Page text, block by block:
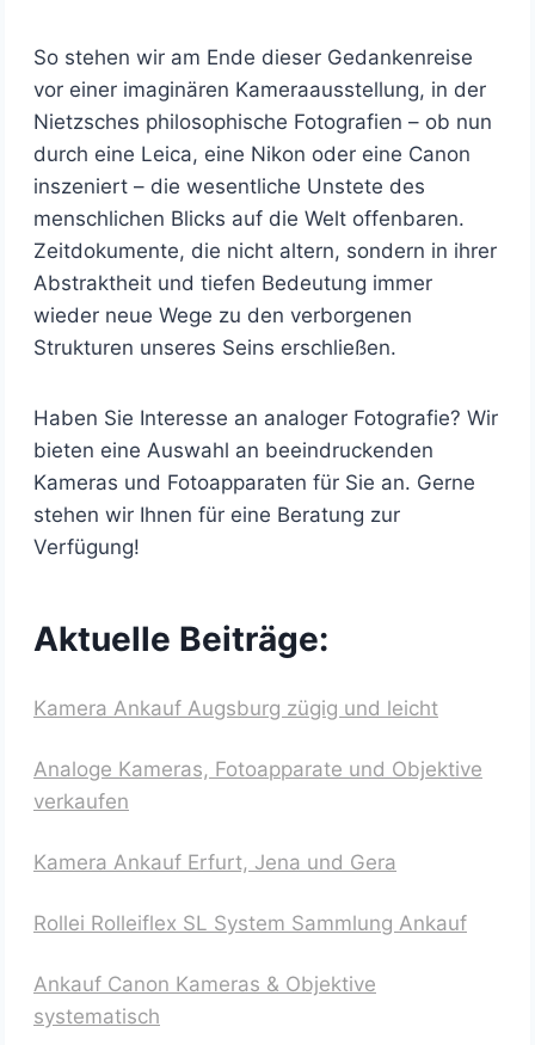
So stehen wir am Ende dieser Gedankenreise
vor einer imaginären Kameraausstellung, in der
Nietzsches philosophische Fotografien – ob nun
durch eine Leica, eine Nikon oder eine Canon
inszeniert – die wesentliche Unstete des
menschlichen Blicks auf die Welt offenbaren.
Zeitdokumente, die nicht altern, sondern in ihrer
Abstraktheit und tiefen Bedeutung immer
wieder neue Wege zu den verborgenen
Strukturen unseres Seins erschließen.
Haben Sie Interesse an analoger Fotografie? Wir
bieten eine Auswahl an beeindruckenden
Kameras und Fotoapparaten für Sie an. Gerne
stehen wir Ihnen für eine Beratung zur
Verfügung!
Aktuelle Beiträge:
Kamera Ankauf Augsburg zügig und leicht
Analoge Kameras, Fotoapparate und Objektive
verkaufen
Kamera Ankauf Erfurt, Jena und Gera
Rollei Rolleiflex SL System Sammlung Ankauf
Ankauf Canon Kameras & Objektive
systematisch